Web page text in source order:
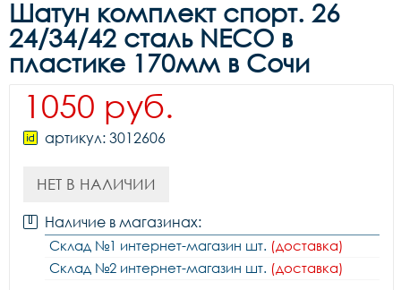
Шатун комплект спорт. 26
24/34/42 сталь NECO в
пластике 170мм в Сочи
1050 руб.
артикул: 3012606
НЕТ В НАЛИЧИИ
Наличие в магазинах:
Склад №1 интернет-магазин шт. (доставка)
Склад №2 интернет-магазин шт. (доставка)